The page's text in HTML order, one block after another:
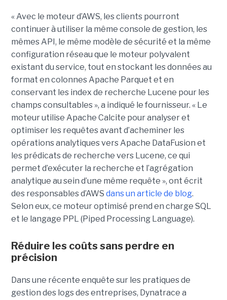
« Avec le moteur d’AWS, les clients pourront
continuer à utiliser la même console de gestion, les
mêmes API, le même modèle de sécurité et la même
configuration réseau que le moteur polyvalent
existant du service, tout en stockant les données au
format en colonnes Apache Parquet et en
conservant les index de recherche Lucene pour les
champs consultables », a indiqué le fournisseur. « Le
moteur utilise Apache Calcite pour analyser et
optimiser les requêtes avant d’acheminer les
opérations analytiques vers Apache DataFusion et
les prédicats de recherche vers Lucene, ce qui
permet d’exécuter la recherche et l’agrégation
analytique au sein d’une même requête », ont écrit
des responsables d’AWS dans un article de blog.
Selon eux, ce moteur optimisé prend en charge SQL
et le langage PPL (Piped Processing Language).
Réduire les coûts sans perdre en
précision
Dans une récente enquête sur les pratiques de
gestion des logs des entreprises, Dynatrace a